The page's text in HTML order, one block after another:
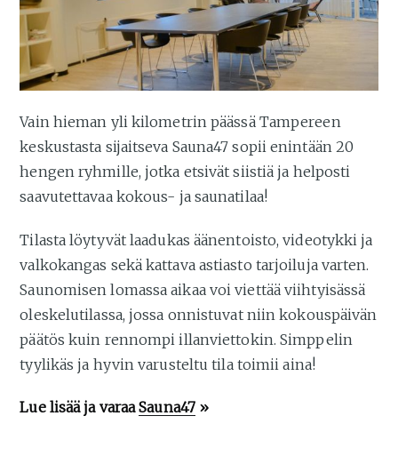
Vain hieman yli kilometrin päässä Tampereen
keskustasta sijaitseva Sauna47 sopii enintään 20
hengen ryhmille, jotka etsivät siistiä ja helposti
saavutettavaa kokous- ja saunatilaa!
Tilasta löytyvät laadukas äänentoisto, videotykki ja
valkokangas sekä kattava astiasto tarjoiluja varten.
Saunomisen lomassa aikaa voi viettää viihtyisässä
oleskelutilassa, jossa onnistuvat niin kokouspäivän
päätös kuin rennompi illanviettokin. Simppelin
tyylikäs ja hyvin varusteltu tila toimii aina!
Lue lisää ja varaaSauna47 »